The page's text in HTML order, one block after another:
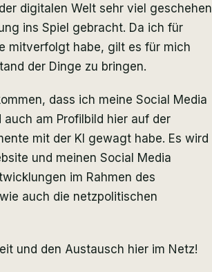
digitalen Welt sehr viel geschehen
ins Spiel gebracht. Da ich für
mitverfolgt habe, gilt es für mich
der Dinge zu bringen.
dass ich meine Social Media
am Profilbild hier auf der
mit der KI gewagt habe. Es wird
und meinen Social Media
im Rahmen des
auch die netzpolitischen
und den Austausch hier im Netz!